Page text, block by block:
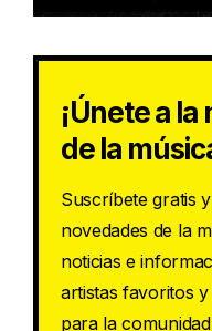
¡Únete a
de la
Suscríbete gratis
novedades de la
noticias e
artistas favoritos
para la